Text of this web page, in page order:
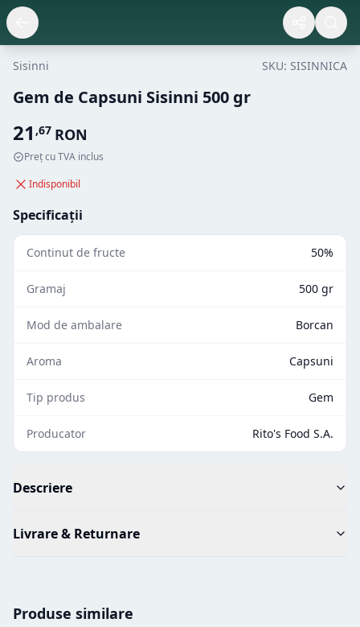
Sisinni SKU: SISINNICA
Gem de Capsuni Sisinni 500 gr
21 ,67 RON
Preț cu TVA inclus
Indisponibil
Specificații
Continut de fructe 50%
Gramaj 500 gr
Mod de ambalare Borcan
Aroma Capsuni
Tip produs Gem
Producator Rito's Food S.A.
Descriere
Livrare & Returnare
Produse similare